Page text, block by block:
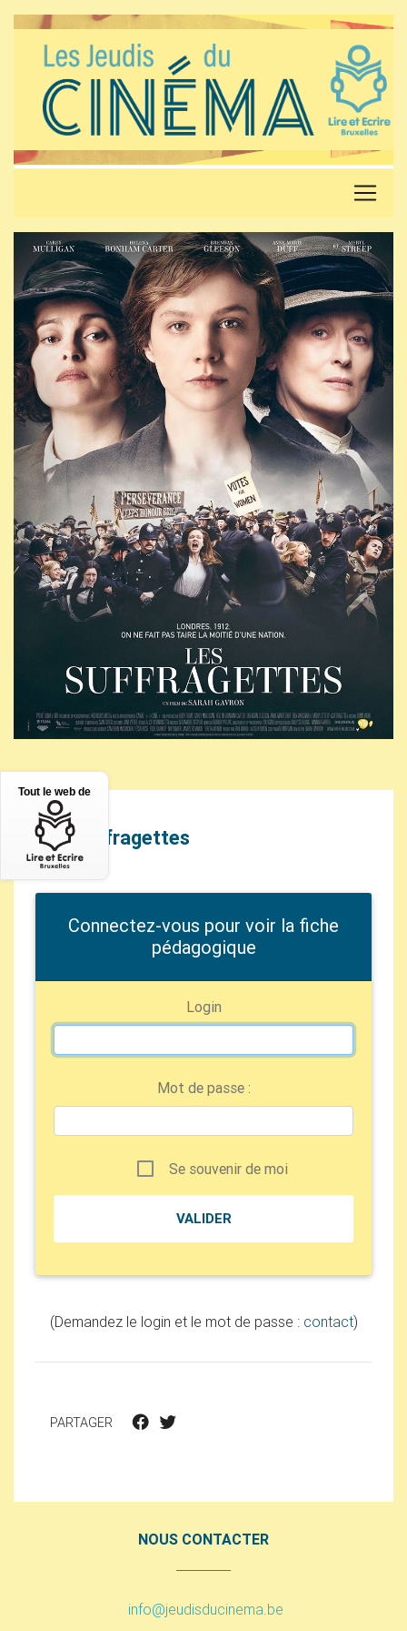
Les Suffragettes
Connectez-vous pour voir la fiche
pédagogique
Login
Mot de passe :
Se souvenir de moi
(Demandez le login et le mot de passe : contact)
PARTAGER
NOUS CONTACTER
info@jeudisducinema.be
Tout le web de